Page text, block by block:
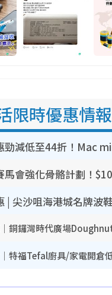
限時優惠情報